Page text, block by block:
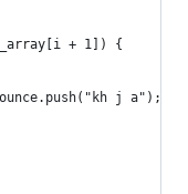
+ 1]) {
j a");